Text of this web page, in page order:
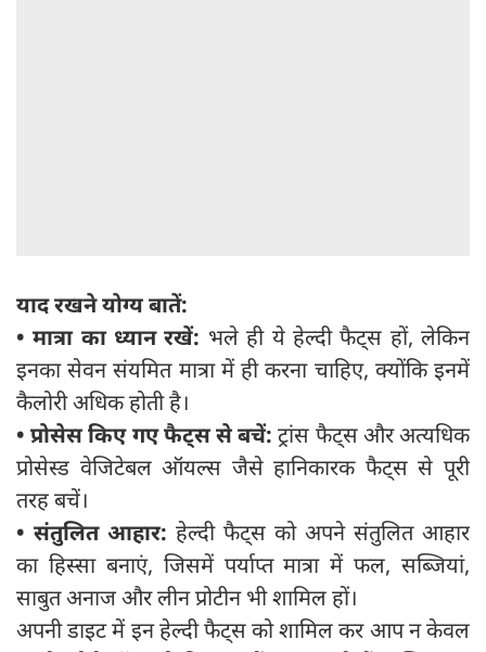
याद रखने योग्य बातें:
• मात्रा का ध्यान रखें: भले ही ये हेल्दी फैट्स हों, लेकिन
इनका सेवन संयमित मात्रा में ही करना चाहिए, क्योंकि इनमें
कैलोरी अधिक होती है।
• प्रोसेस किए गए फैट्स से बचें:ट्रांस फैट्स और अत्यधिक
प्रोसेस्ड वेजिटेबल ऑयल्स जैसे हानिकारक फैट्स से पूरी
तरह बचें।
• संतुलित आहार: हेल्दी फैट्स को अपने संतुलित आहार
का हिस्सा बनाएं, जिसमें पर्याप्त मात्रा में फल, सब्जियां,
साबुत अनाज और लीन प्रोटीन भी शामिल हों।
अपनी डाइट में इन हेल्दी फैट्स को शामिल कर आप न केवल